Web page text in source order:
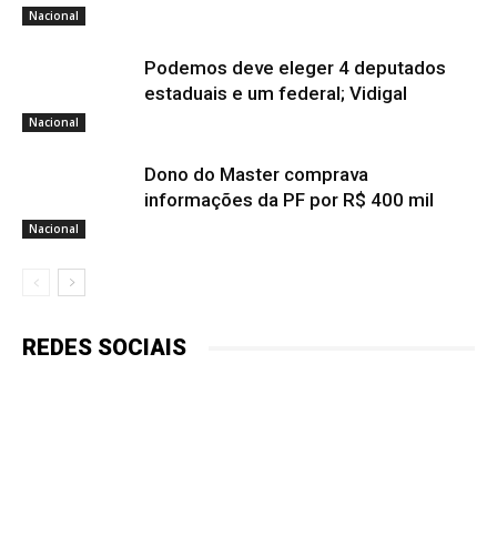
Nacional
Nacional
Podemos deve eleger 4 deputados
estaduais e um federal; Vidigal
Nacional
Dono do Master comprava
informações da PF por R$ 400 mil
REDES SOCIAIS